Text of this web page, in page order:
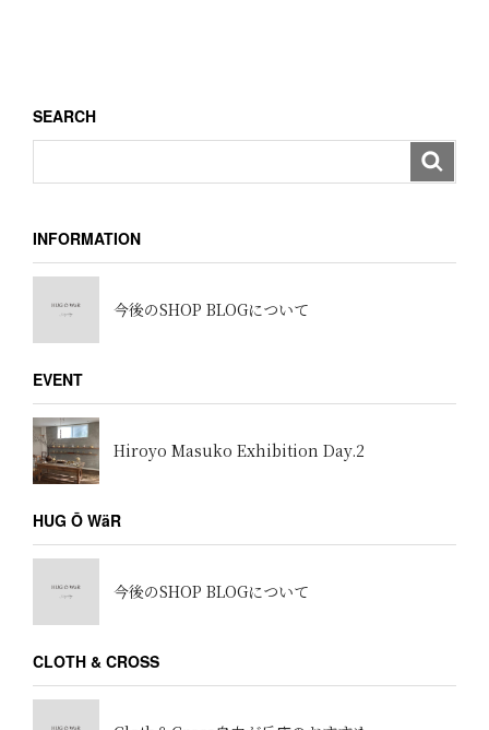
SEARCH
INFORMATION
今後のSHOP BLOGについて
EVENT
Hiroyo Masuko Exhibition Day.2
HUG Ō WäR
今後のSHOP BLOGについて
CLOTH & CROSS